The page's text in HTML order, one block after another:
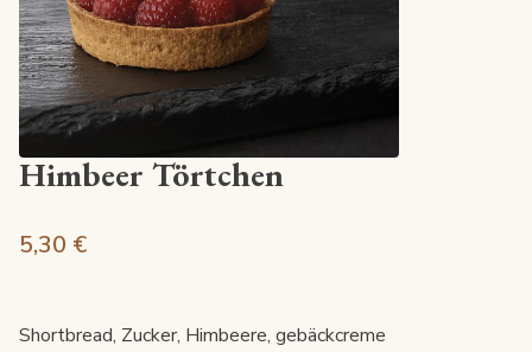
Himbeer Törtchen
5,30 €
Shortbread, Zucker, Himbeere, gebäckcreme